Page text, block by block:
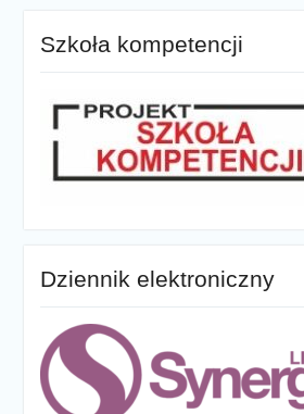
Szkoła kompetencji
Dziennik elektroniczny